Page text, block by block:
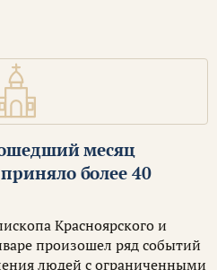
месяц
более 40
Красноярского и
произошел ряд событий
людей с ограниченными